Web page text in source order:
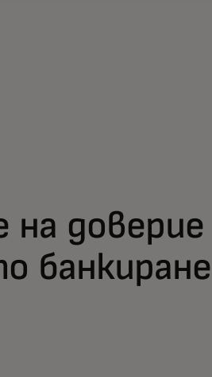
на
банкиране